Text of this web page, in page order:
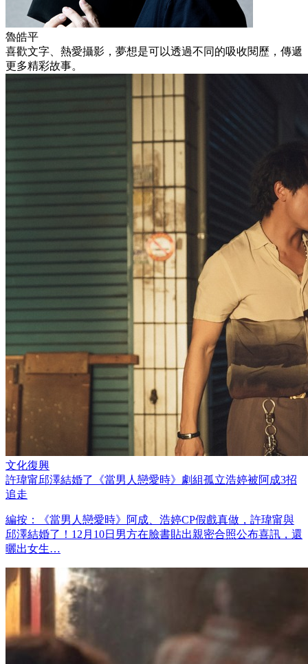
魯皓平
喜歡文字、熱愛攝影，夢想是可以透過不同的吸收閱歷，傳遞
更多精彩故事。
文化復興
許瑋甯邱澤結婚了《當男人戀愛時》劇組孤立浩婷被阿成3招
追走
編按：《當男人戀愛時》阿成、浩婷CP假戲真做，許瑋甯與
邱澤結婚了！12月10日男方在臉書貼出親密合照公布喜訊，還
曬出女生…